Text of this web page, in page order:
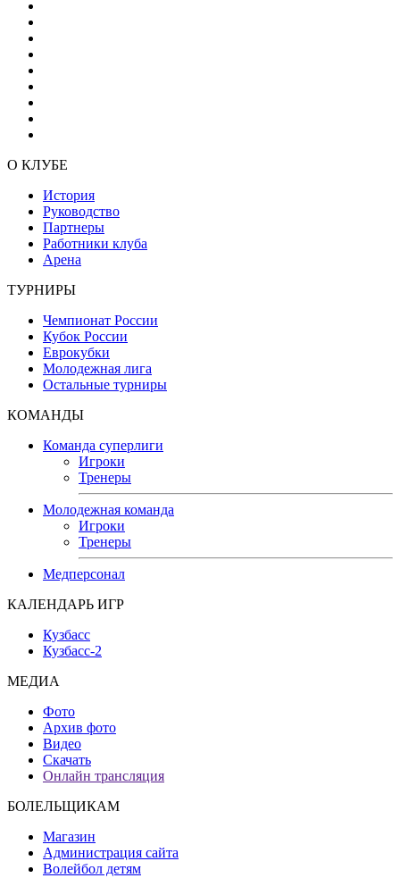
О КЛУБЕ
История
Руководство
Партнеры
Работники клуба
Арена
ТУРНИРЫ
Чемпионат России
Кубок России
Еврокубки
Молодежная лига
Остальные турниры
КОМАНДЫ
Команда суперлиги
Игроки
Тренеры
Молодежная команда
Игроки
Тренеры
Медперсонал
КАЛЕНДАРЬ ИГР
Кузбасс
Кузбасс-2
МЕДИА
Фото
Архив фото
Видео
Скачать
Онлайн трансляция
БОЛЕЛЬЩИКАМ
Магазин
Администрация сайта
Волейбол детям